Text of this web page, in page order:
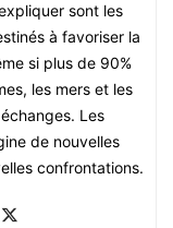
sont les
à favoriser la
si plus de 90%
les mers et les
Les
de nouvelles
confrontations.